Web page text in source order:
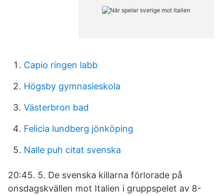
Capio ringen labb
Högsby gymnasieskola
Västerbron bad
Felicia lundberg jönköping
Nalle puh citat svenska
20:45. 5. De svenska killarna förlorade på
onsdagskvällen mot Italien i gruppspelet av 8-​